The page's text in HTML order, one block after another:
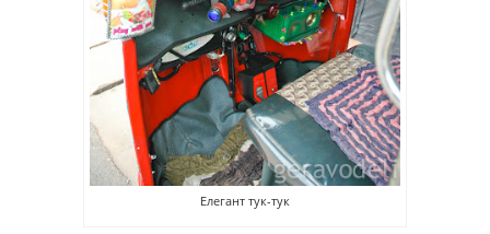
Елегант тук-тук